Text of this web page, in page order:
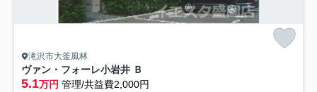
滝沢市大釜風林
ヴァン・フォーレ小岩井 Ｂ
5.1万円 管理/共益費2,000円